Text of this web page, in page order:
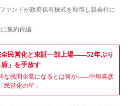
ァンドが政府保有株式を取得し親会社に
集約再編
全民営化と東証一部上場——52年ぶり
」を手放す
な民間企業になるとは何か——中垣喜彦
民営化の星」